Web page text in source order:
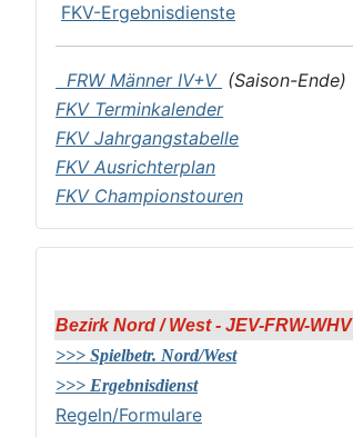
FKV-Ergebnisdienste
FRW Männer IV+V (Saison-Ende)
FKV Terminkalender
FKV Jahrgangstabelle
FKV Ausrichterplan
FKV Championstouren
Bezirk Nord / West - JEV-FRW-WHV
>>> Spielbetr. Nord/West
>>> Ergebnisdienst
Regeln/Formulare